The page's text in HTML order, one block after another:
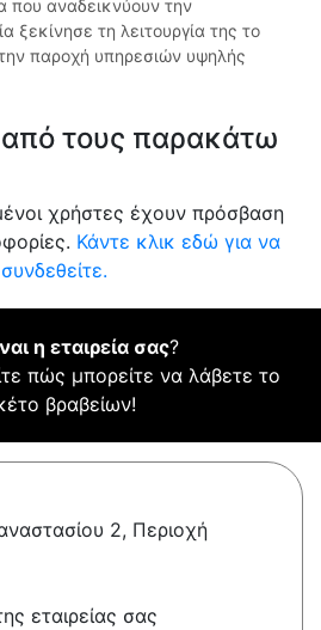
που αναδεικνύουν την
ξεκίνησε τη λειτουργία της το
παροχή υπηρεσιών υψηλής
από τους παρακάτω
χρήστες έχουν πρόσβαση
Κάντε κλικ εδώ για να
συνδεθείτε.
η εταιρεία σας?
πώς μπορείτε να λάβετε το
βραβείων!
2, Περιοχή
εταιρείας σας